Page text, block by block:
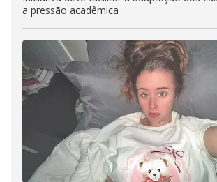
a pressão acadêmica